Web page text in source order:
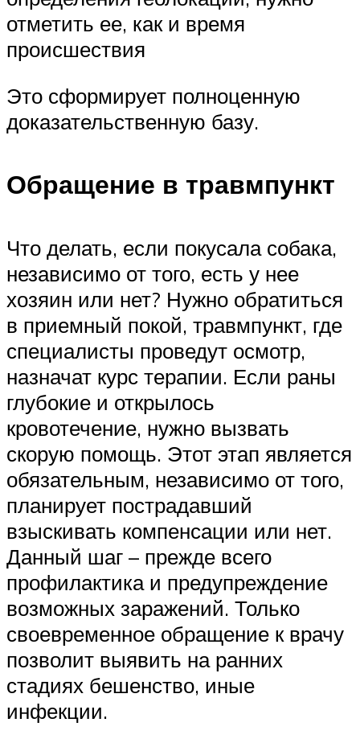
отметить ее, как и время
происшествия
Это сформирует полноценную
доказательственную базу.
Обращение в травмпункт
Что делать, если покусала собака,
независимо от того, есть у нее
хозяин или нет? Нужно обратиться
в приемный покой, травмпункт, где
специалисты проведут осмотр,
назначат курс терапии. Если раны
глубокие и открылось
кровотечение, нужно вызвать
скорую помощь. Этот этап является
обязательным, независимо от того,
планирует пострадавший
взыскивать компенсации или нет.
Данный шаг – прежде всего
профилактика и предупреждение
возможных заражений. Только
своевременное обращение к врачу
позволит выявить на ранних
стадиях бешенство, иные
инфекции.